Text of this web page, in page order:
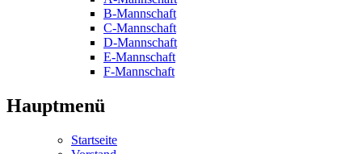
B-Mannschaft
C-Mannschaft
D-Mannschaft
E-Mannschaft
F-Mannschaft
Hauptmenü
Startseite